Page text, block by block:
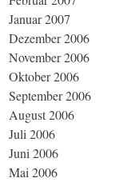
Januar 2007
Dezember 2006
November 2006
Oktober 2006
September 2006
August 2006
Juli 2006
Juni 2006
Mai 2006